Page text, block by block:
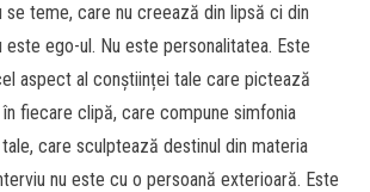
se teme, care nu creează din lipsă ci din
este ego-ul. Nu este personalitatea. Este
aspect al conștiinței tale care pictează
fiecare clipă, care compune simfonia
care sculptează destinul din materia
nu este cu o persoană exterioară. Este